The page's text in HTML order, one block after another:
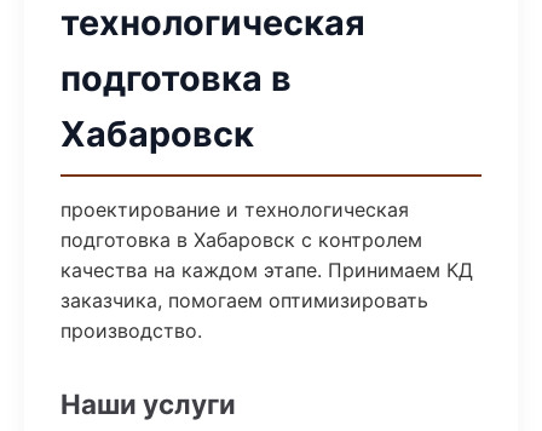
технологическая
подготовка в
Хабаровск
проектирование и технологическая
подготовка в Хабаровск с контролем
качества на каждом этапе. Принимаем КД
заказчика, помогаем оптимизировать
производство.
Наши услуги